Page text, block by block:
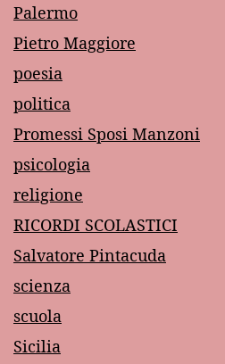
Palermo
Pietro Maggiore
poesia
politica
Promessi Sposi Manzoni
psicologia
religione
RICORDI SCOLASTICI
Salvatore Pintacuda
scienza
scuola
Sicilia